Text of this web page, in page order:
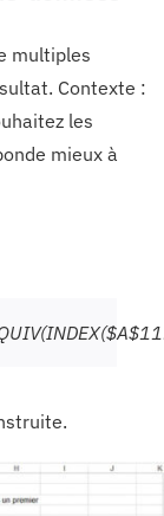
multiples
Contexte :
les
mieux à